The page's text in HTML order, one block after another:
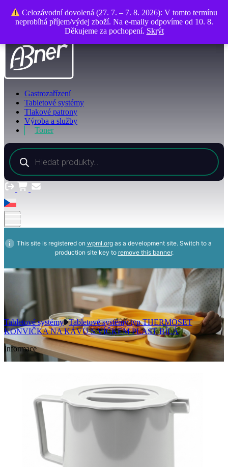
O společnosti
Kontakty
Gastrozařízení
Tabletové systémy
Tlakové patrony
Výroba a služby
Toner
Products
search
Celozávodní dovolená (27. 7. – 7. 8. 2026): V tomto termínu
neprobíhá příjem/výdej zboží. Na e-maily odpovíme od 10. 8.
Děkujeme za pochopení. Skrýt
This site is registered on wpml.orgas a development site. Switch to a
production site key to remove this banner.
Tabletové systémy Tabletové systémy typ THERMOSET
KONVIČKA NA KÁVU S VÍČKEM PLAST BÍLÁ
Informace
Celozávodní dovolená (27. 7. – 7. 8. 2026): V tomto termínu
neprobíhá příjem/výdej zboží. Na e-maily odpovíme od 10. 8.
Děkujeme za pochopení. Skrýt